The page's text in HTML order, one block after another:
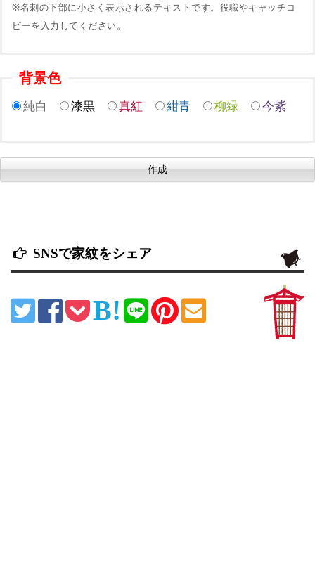
※名刺の下部に小さく表示されるテキストです。役職やキャッチコ
ピーを入力してください。
背景色
純白 漆黒 真紅 紺青 柳緑 今紫
SNSで家紋をシェア